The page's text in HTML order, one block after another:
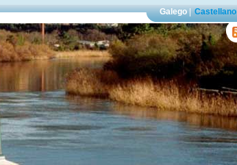
Galego| Castellano